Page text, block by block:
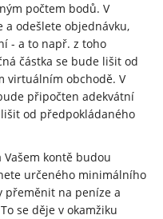
počtem bodů. V
a odešlete objednávku,
- a to např. z toho
částka se bude lišit od
virtuálním obchodě. V
připočten adekvátní
od předpokládaného
Vašem kontě budou
určeného minimálního
přeměnit na peníze a
se děje v okamžiku